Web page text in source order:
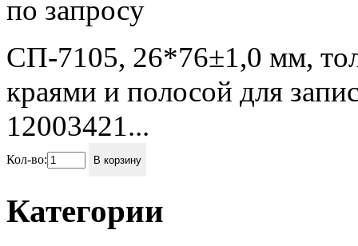
по запросу
СП-7105, 26*76±1,0 мм,
краями и полосой для
12003421...
Кол-во: В корзину
Категории